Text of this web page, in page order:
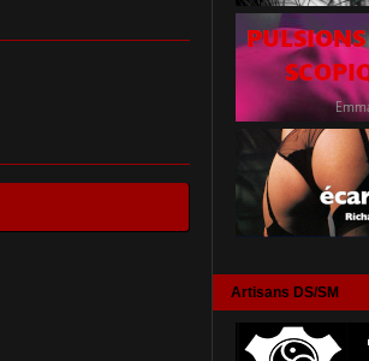
Artisans DS/SM